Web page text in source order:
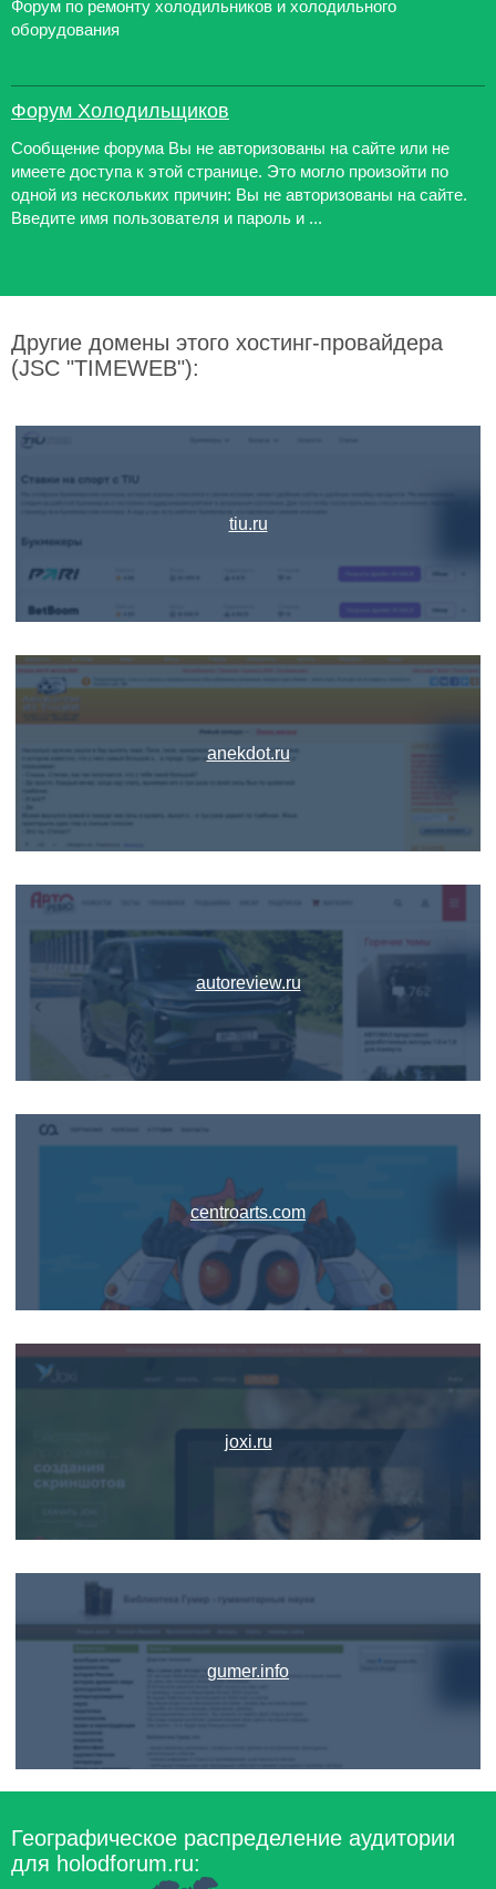
Форум по ремонту холодильников и холодильного
оборудования
Форум Холодильщиков
Сообщение форума Вы не авторизованы на сайте или не
имеете доступа к этой странице. Это могло произойти по
одной из нескольких причин: Вы не авторизованы на сайте.
Введите имя пользователя и пароль и ...
Другие домены этого хостинг-провайдера
(JSC "TIMEWEB"):
tiu.ru
anekdot.ru
autoreview.ru
centroarts.com
joxi.ru
gumer.info
Географическое распределение аудитории
для holodforum.ru: